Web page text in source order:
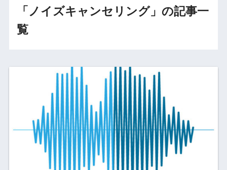
「ノイズキャンセリング」の記事一
覧